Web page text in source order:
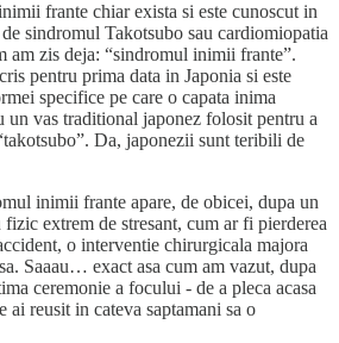
frante chiar exista si este cunoscut in
sindromul Takotsubo sau cardiomiopatia
am zis deja: “sindromul inimii frante”.
pentru prima data in Japonia si este
specifice pe care o capata inima
un vas traditional japonez folosit pentru a
Da, japonezii sunt teribili de
inimii frante apare, de obicei, dupa un
extrem de stresant, cum ar fi pierderea
o interventie chirurgicala majora
Saaau… exact asa cum am vazut, dupa
ceremonie a focului - de a pleca acasa
ai reusit in cateva saptamani sa o